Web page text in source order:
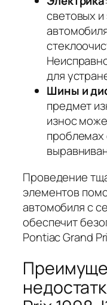
световых
для
Шины и
предмет
износ
проблемах
Проведение
элементов
автомобиля с
обеспечит
Pontiac Grand